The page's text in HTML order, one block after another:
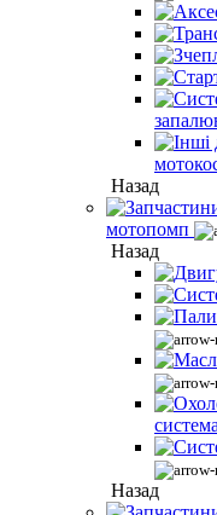
Назад
мотопомп
Назад
система
Назад